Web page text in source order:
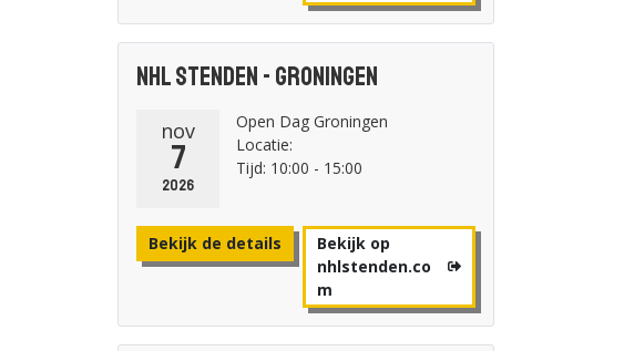
NHL Stenden - Groningen
nov
7
2026
Open Dag Groningen
Locatie:
Tijd: 10:00 - 15:00
Bekijk de details
Bekijk op
nhlstenden.co
m